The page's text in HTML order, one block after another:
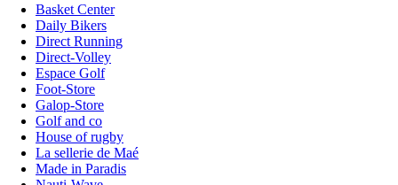
Basket Center
Daily Bikers
Direct Running
Direct-Volley
Espace Golf
Foot-Store
Galop-Store
Golf and co
House of rugby
La sellerie de Maé
Made in Paradis